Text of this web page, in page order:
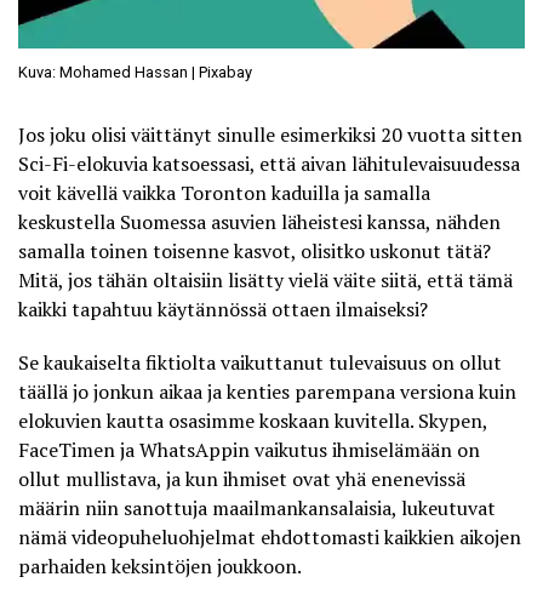
Kuva: Mohamed Hassan | Pixabay
Jos joku olisi väittänyt sinulle esimerkiksi 20 vuotta sitten
Sci-Fi-elokuvia katsoessasi, että aivan lähitulevaisuudessa
voit kävellä vaikka Toronton kaduilla ja samalla
keskustella Suomessa asuvien läheistesi kanssa, nähden
samalla toinen toisenne kasvot, olisitko uskonut tätä?
Mitä, jos tähän oltaisiin lisätty vielä väite siitä, että tämä
kaikki tapahtuu käytännössä ottaen ilmaiseksi?
Se kaukaiselta fiktiolta vaikuttanut tulevaisuus on ollut
täällä jo jonkun aikaa ja kenties parempana versiona kuin
elokuvien kautta osasimme koskaan kuvitella. Skypen,
FaceTimen ja WhatsAppin vaikutus ihmiselämään on
ollut mullistava, ja kun ihmiset ovat yhä enenevissä
määrin niin sanottuja maailmankansalaisia, lukeutuvat
nämä videopuheluohjelmat ehdottomasti kaikkien aikojen
parhaiden keksintöjen joukkoon.